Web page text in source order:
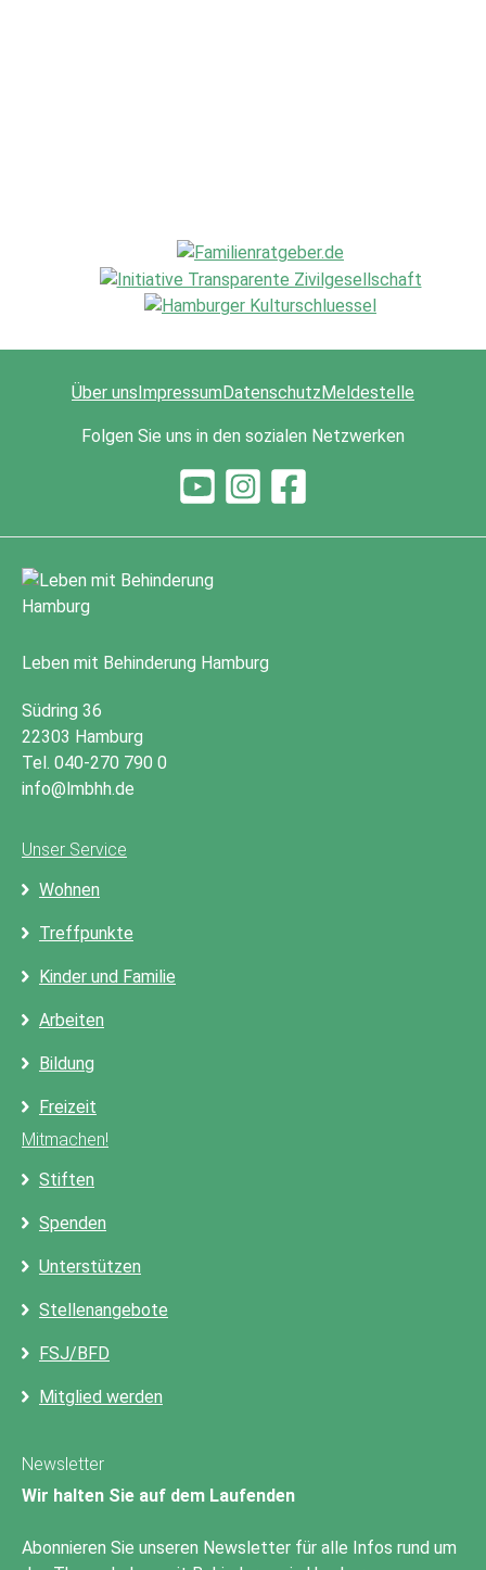
Über uns Impressum Datenschutz Meldestelle
Folgen Sie uns in den sozialen Netzwerken
Leben mit Behinderung Hamburg
Südring 36
22303 Hamburg
Tel. 040-270 790 0
info@lmbhh.de
Unser Service
Wohnen
Treffpunkte
Kinder und Familie
Arbeiten
Bildung
Freizeit
Mitmachen!
Stiften
Spenden
Unterstützen
Stellenangebote
FSJ/BFD
Mitglied werden
Newsletter
Wir halten Sie auf dem Laufenden
Abonnieren Sie unseren Newsletter für alle Infos rund um